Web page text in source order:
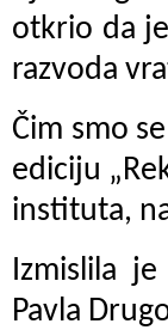
otkrio da
razvoda
Čim smo
ediciju
instituta,
Izmislila
Pavla